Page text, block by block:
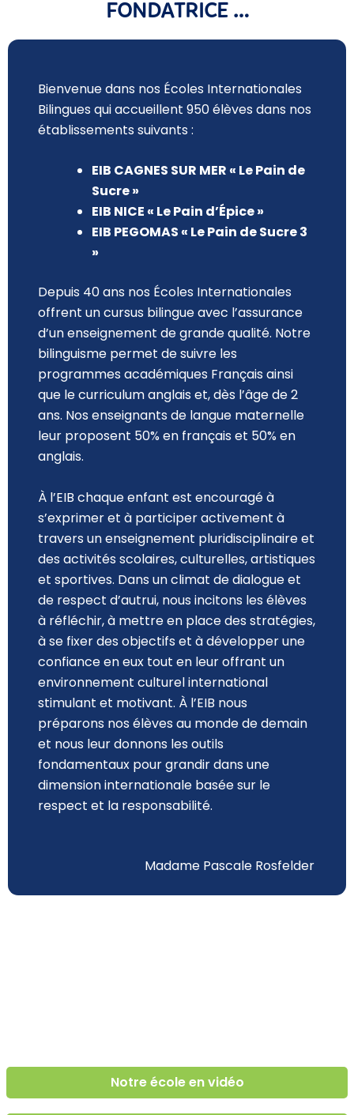
FONDATRICE …
Bienvenue dans nos Écoles Internationales
Bilingues qui accueillent 950 élèves dans nos
établissements suivants :
EIB CAGNES SUR MER « Le Pain de
Sucre »
EIB NICE « Le Pain d’Épice »
EIB PEGOMAS « Le Pain de Sucre 3
»
Depuis 40 ans nos Écoles Internationales
offrent un cursus bilingue avec l’assurance
d’un enseignement de grande qualité. Notre
bilinguisme permet de suivre les
programmes académiques Français ainsi
que le curriculum anglais et, dès l’âge de 2
ans. Nos enseignants de langue maternelle
leur proposent 50% en français et 50% en
anglais.
À l’EIB chaque enfant est encouragé à
s’exprimer et à participer activement à
travers un enseignement pluridisciplinaire et
des activités scolaires, culturelles, artistiques
et sportives. Dans un climat de dialogue et
de respect d’autrui, nous incitons les élèves
à réfléchir, à mettre en place des stratégies,
à se fixer des objectifs et à développer une
confiance en eux tout en leur offrant un
environnement culturel international
stimulant et motivant. À l’EIB nous
préparons nos élèves au monde de demain
et nous leur donnons les outils
fondamentaux pour grandir dans une
dimension internationale basée sur le
respect et la responsabilité.
Madame Pascale Rosfelder
Notre école en vidéo